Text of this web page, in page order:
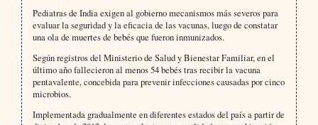
Pediatras de India exigen al gobierno mecanismos más severos para
evaluar la seguridad y la eficacia de las vacunas, luego de constatar
una ola de muertes de bebés que fueron inmunizados.
Según registros del Ministerio de Salud y Bienestar Familiar, en el
último año fallecieron al menos 54 bebés tras recibir la vacuna
pentavalente, concebida para prevenir infecciones causadas por cinco
microbios.
Implementada gradualmente en diferentes estados del país a partir de